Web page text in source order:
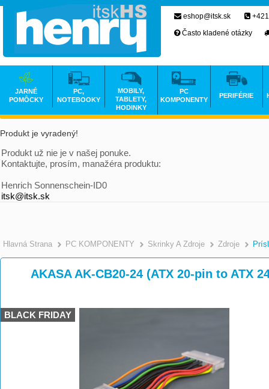
Produkt je vyradený!
Produkt už nie je v našej ponuke.
Kontaktujte, prosím, manažéra produktu:
Henrich Sonnenschein-ID0
itsk@itsk.sk
Hlavná Strana >
PC KOMPONENTY >
Skrinky A Zdroje Zdroje
AKASA AK-CB20-24 (ATX 20-pin to ATX
BLACK FRIDAY
eshop@itsk.sk
Často kladené otázky
JARNÉ
POMÔCKY
PC,
NOTEBOOKY
MOBILY,
TABLETY,
HODINKY
PC
KOMPONENTY
PERIFÉRIE